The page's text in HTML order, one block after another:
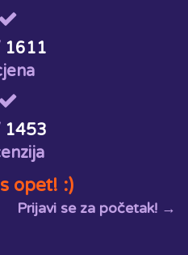
1611
1453
opet! :)
Prijavi se za početak! →